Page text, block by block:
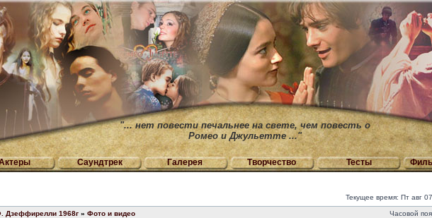
"... нет повести печальнее на свете, чем повесть о
Ромео и Джульетте ..."
Саундтрек Галерея Творчество Тесты
Текущее время: Пт авг
Дзеффирелли 1968г » Фото и видео Часовой